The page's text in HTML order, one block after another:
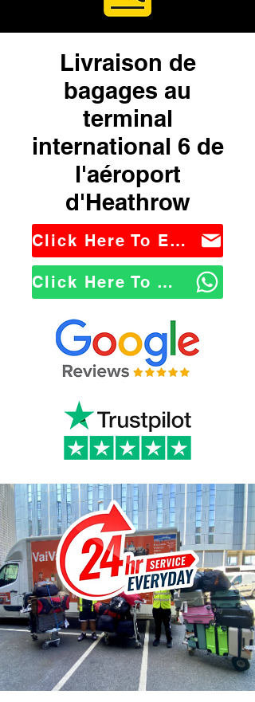
Livraison de
bagages au
terminal
international 6 de
l'aéroport
d'Heathrow
Click Here To Email Us
Click Here To WhatsApp Us